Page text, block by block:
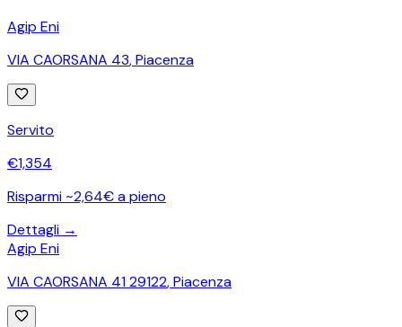
Agip Eni
VIA CAORSANA 43,Piacenza
Servito
€1,354
Risparmi ~2,64€ a pieno
Dettagli →
Agip Eni
VIA CAORSANA 41 29122,Piacenza